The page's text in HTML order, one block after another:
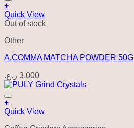
+
Quick View
Out of stock
Other
A,COMMA MATCHA POWDER 50G
3.000 ر.ع.
+
Quick View